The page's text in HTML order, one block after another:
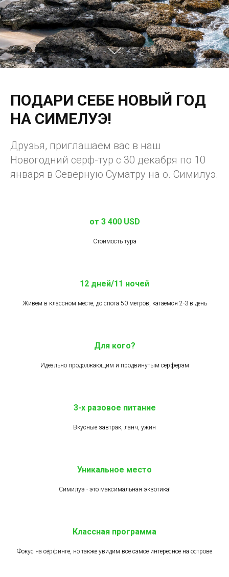
ПОДАРИ СЕБЕ НОВЫЙ ГОД
НА СИМЕЛУЭ!
Друзья, приглашаем вас в наш
Новогодний серф-тур с 30 декабря по 10
января в Северную Суматру на о. Симилуэ.
от 3 400 USD
Стоимость тура
12 дней/11 ночей
Живем в классном месте, до спота 50 метров, катаемся 2-3 в день
Для кого?
Идеально продолжающим и продвинутым серферам
3-х разовое питание
Вкусные завтрак, ланч, ужин
Уникальное место
Симилуэ - это максимальная экзотика!
Классная программа
Фокус на сёрфинге, но также увидим все самое интересное на острове